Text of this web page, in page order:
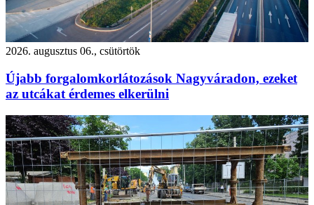
2026. augusztus 06., csütörtök
Újabb forgalomkorlátozások Nagyváradon, ezeket
az utcákat érdemes elkerülni